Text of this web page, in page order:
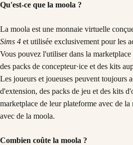
Qu'est-ce que la moola ?
La moola est une monnaie virtuelle
Sims 4 et utilisée exclusivement pour les
Vous pouvez l'utiliser dans la
des packs de concepteur·ice et des kits
Les joueurs et joueuses peuvent toujours
d'extension, des packs de jeu et des kits
marketplace de leur plateforme avec de la
avec de la moola.
Combien coûte la moola ?